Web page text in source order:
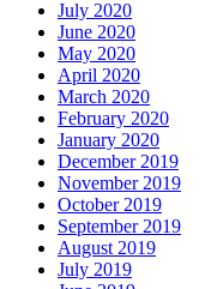
July 2020
June 2020
May 2020
April 2020
March 2020
February 2020
January 2020
December 2019
November 2019
October 2019
September 2019
August 2019
July 2019